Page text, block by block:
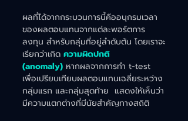
ผลที่ได้จากกระบวนการนี้คืออนุกรมเวลา
ของผลตอบแทนจากแต่ละพอร์ตการ
ลงทุน สำหรับกลุ่มที่อยู่ลำดับต้น โดยเราจะ
เรียกว่าเกิด ความผิดปกติ
(anomaly) หากผลจากการทำ t-test
เพื่อเปรียบเทียบผลตอบแทนเฉลี่ยระหว่าง
กลุ่มแรก และกลุ่มสุดท้าย  แสดงให้เห็นว่า
มีความแตกต่างที่มีนัยสำคัญทางสถิติ